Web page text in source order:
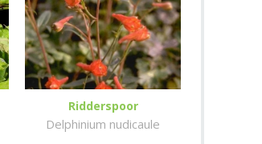
Ridderspoor
Delphinium nudicaule